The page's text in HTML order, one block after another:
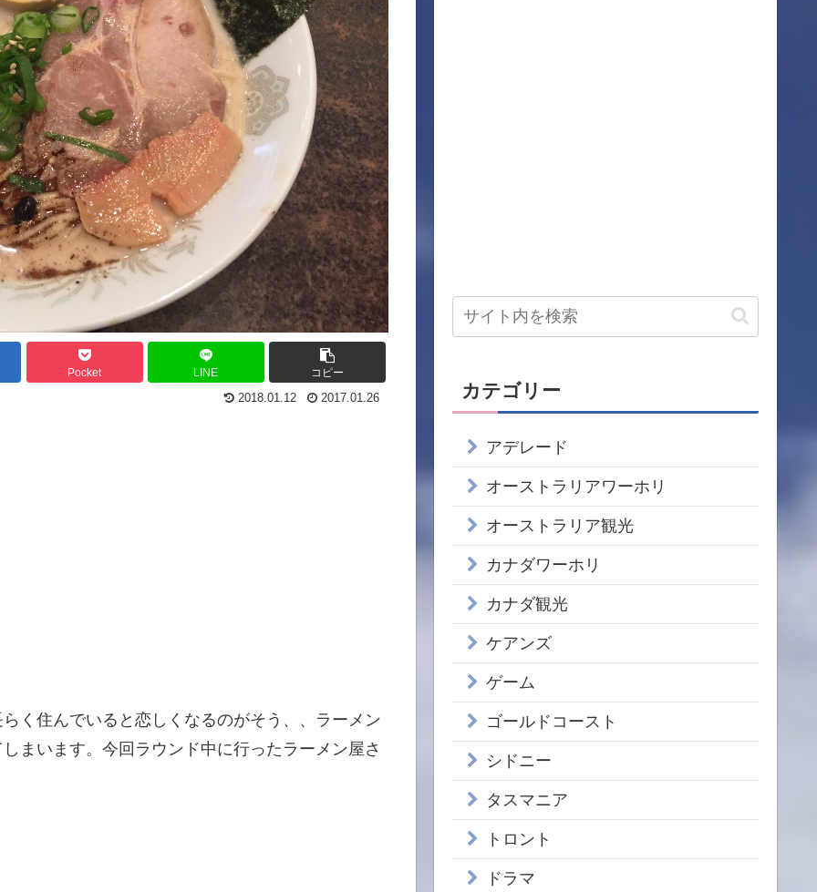
Pocket LINE コピー
2018.01.12 2017.01.26
く住んでいると恋しくなるのがそう、、ラーメン
まいます。今回ラウンド中に行ったラーメン屋さ
カテゴリー
アデレード
オーストラリアワーホリ
オーストラリア観光
カナダワーホリ
カナダ観光
ケアンズ
ゲーム
ゴールドコースト
シドニー
タスマニア
トロント
ドラマ